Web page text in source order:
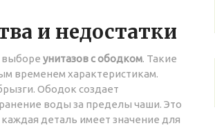
и недостатки
выборе унитазов с ободком. Такие
временем характеристикам.
Ободок создает
воды за пределы чаши. Это
деталь имеет значение для